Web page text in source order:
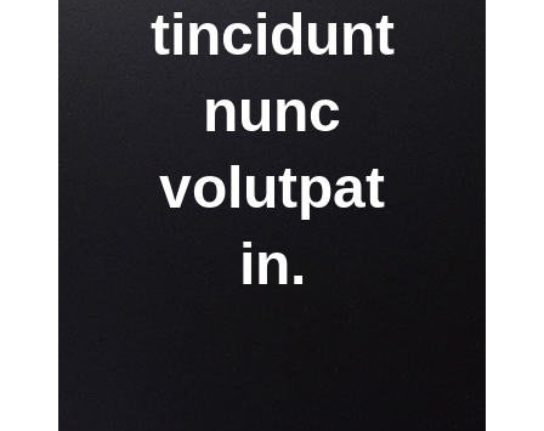
tincidunt
nunc
volutpat
in.